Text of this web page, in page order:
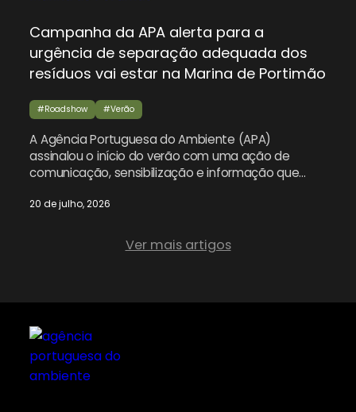
Campanha da APA alerta para a
urgência de separação adequada dos
resíduos vai estar na Marina de Portimão
#Roadshow #Verão
A Agência Portuguesa do Ambiente (APA)
assinalou o início do verão com uma ação de
comunicação, sensibilização e informação que
adequada dos resíduos urbanos em Portugal, e
Portimão. A última paragem da ação de
sensibilização da APA neste verão é […]
20 de julho, 2026
Ver mais artigos